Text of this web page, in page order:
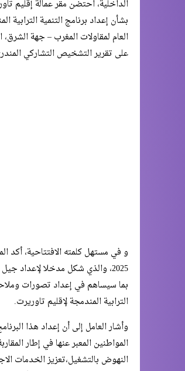
بشأن إعداد برنامج التنمية الترابية
العام لمقاولات المغرب – جهة الشرق،
على تقرير التشخيص التشاركي
2025، والذي شكل مدخلا لإعداد
بما سيساهم في إعداد تصورات
الترابية المندمجة لإقليم تاوريرت.
وأشار العامل إلى أن إعداد هذا
المواطنين المعبر عنها في إطار
النهوض بالتشغيل،تعزيز الخدمات